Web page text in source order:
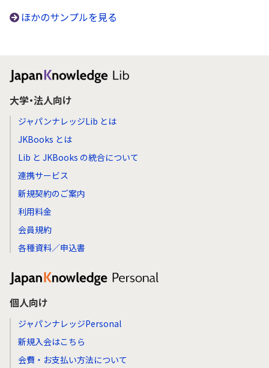
ほかのサンプルを見る
大学・法人向け
ジャパンナレッジLib とは
JKBooks とは
Lib と JKBooks の統合について
連携サービス
新規契約のご案内
利用料金
会員規約
各種資料／申込書
個人向け
ジャパンナレッジPersonal
新規入会はこちら
会費・お支払い方法について